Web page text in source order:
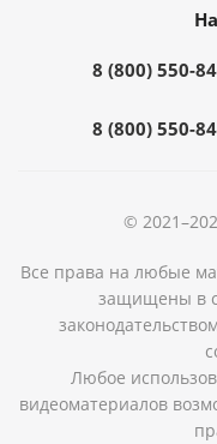
8 (800) 550-
8 (800) 550-
©
Все права на любые
защищены в
Любое
видеоматериалов